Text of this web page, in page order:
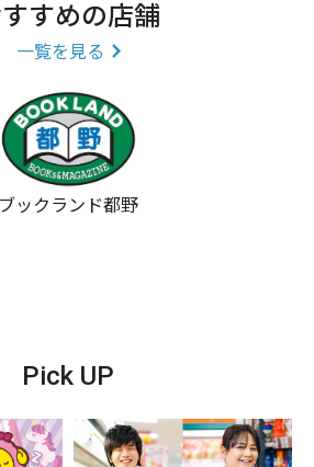
すめの店舗
一覧を見る
ブックランド都野
Pick UP